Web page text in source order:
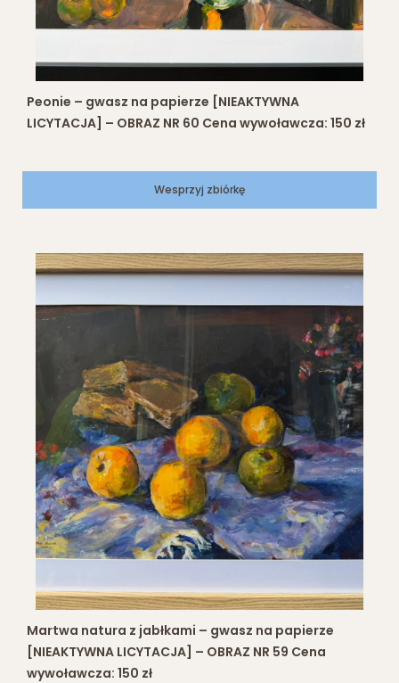
Peonie – gwasz na papierze [NIEAKTYWNA
LICYTACJA] – OBRAZ NR 60 Cena wywoławcza: 150 zł
Wesprzyj zbiórkę
Martwa natura z jabłkami – gwasz na papierze
[NIEAKTYWNA LICYTACJA] – OBRAZ NR 59 Cena
wywoławcza: 150 zł